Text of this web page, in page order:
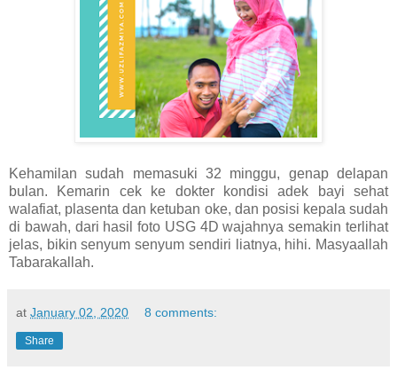
Kehamilan sudah memasuki 32 minggu, genap delapan
bulan. Kemarin cek ke dokter kondisi adek bayi sehat
walafiat, plasenta dan ketuban oke, dan posisi kepala sudah
di bawah, dari hasil foto USG 4D wajahnya semakin terlihat
jelas, bikin senyum senyum sendiri liatnya, hihi. Masyaallah
Tabarakallah.
at January 02, 2020 8 comments:
Share